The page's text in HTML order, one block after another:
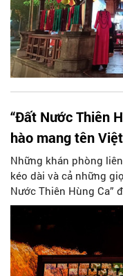
“Đất Nước Thiên
hào mang tên
Những khán phòng
kéo dài và cả những
Nước Thiên Hùng Ca”
chương trình nghệ
lịch sử Việt Nam bằng
phẩm không chỉ kết
nhìn nhận như một
nghiệp văn hóa, đủ